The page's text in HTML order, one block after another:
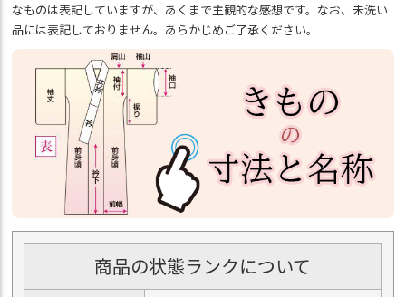
なものは表記していますが、あくまで主観的な感想です。なお、未洗い
品には表記しておりません。あらかじめご了承ください。
商品の状態ランクについて